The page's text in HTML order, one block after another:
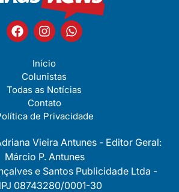
Início
Colunistas
Todas as Notícias
Contato
de Privacidade
Vieira Antunes - Editor Geral:
Márcio P. Antunes
e Santos Publicidade Ltda -
08743280/0001-30